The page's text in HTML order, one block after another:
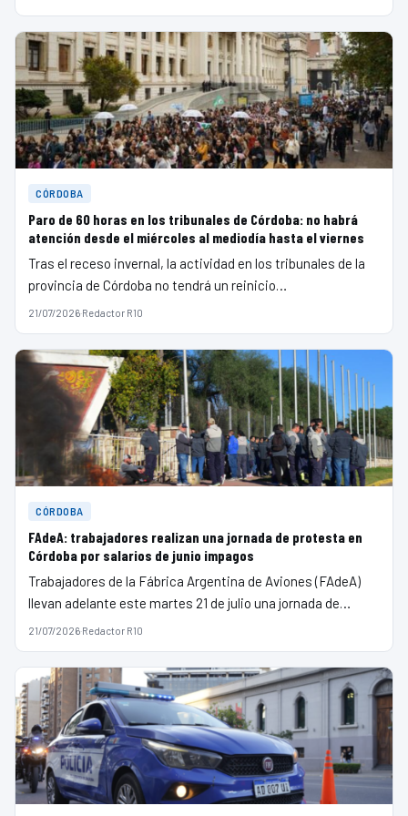
CÓRDOBA
Paro de 60 horas en los tribunales de Córdoba: no habrá
atención desde el miércoles al mediodía hasta el viernes
Tras el receso invernal, la actividad en los tribunales de la
provincia de Córdoba no tendrá un reinicio…
21/07/2026·Redactor R10
CÓRDOBA
FAdeA: trabajadores realizan una jornada de protesta en
Córdoba por salarios de junio impagos
Trabajadores de la Fábrica Argentina de Aviones (FAdeA)
llevan adelante este martes 21 de julio una jornada de…
21/07/2026·Redactor R10